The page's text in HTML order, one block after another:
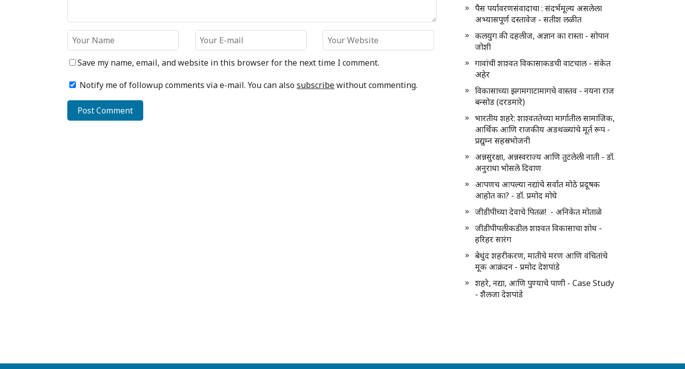
Save my name, email, and website in this browser for the next time I comment.
Notify me of followup comments via e-mail. You can alsosubscribewithout commenting.
पैस पर्यावरणसंवादाचा : संदर्भमूल्य असलेला
अभ्यासपूर्ण दस्तावेज - सतीश लळीत
कलयुग की दहलीज, अज्ञान का रास्ता - सोपान
जोशी
गावांची शाश्वत विकासाकडची वाटचाल - संकेत
अहेर
विकासाच्या झगमगाटामागचे वास्तव - नयना राज
बन्सोड (दरडमारे)
भारतीय शहरे: शाश्वततेच्या मार्गातील सामाजिक,
आर्थिक आणि राजकीय अडथळ्यांचे मूर्त रूप -
प्रद्युम्न सहस्रभोजनी
अन्नसुरक्षा, अन्नस्वराज्य आणि तुटलेली नाती - डॉ.
अनुराधा भोसले दिवाण
आपणच आपल्या नद्यांचे सर्वात मोठे प्रदूषक
आहोत का? - डॉ. प्रमोद मोघे
जीडीपीच्या देवाचे पितळ! - अनिकेत मोताळे
जीडीपीपलीकडील शाश्वत विकासाचा शोध -
हरिहर सारंग
बेधुंद शहरीकरण, मातीचे मरण आणि वंचितांचे
मूक आक्रंदन - प्रमोद देशपांडे
शहरे, नद्या, आणि पुण्याचे पाणी - Case Study
- शैलजा देशपांडे